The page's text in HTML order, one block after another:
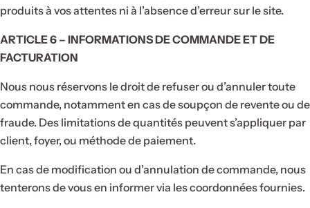
produits à vos attentes ni à l’absence d’erreur sur le site.
ARTICLE 6 – INFORMATIONS DE COMMANDE ET DE
FACTURATION
Nous nous réservons le droit de refuser ou d’annuler toute
commande, notamment en cas de soupçon de revente ou de
fraude. Des limitations de quantités peuvent s’appliquer par
client, foyer, ou méthode de paiement.
En cas de modification ou d’annulation de commande, nous
tenterons de vous en informer via les coordonnées fournies.